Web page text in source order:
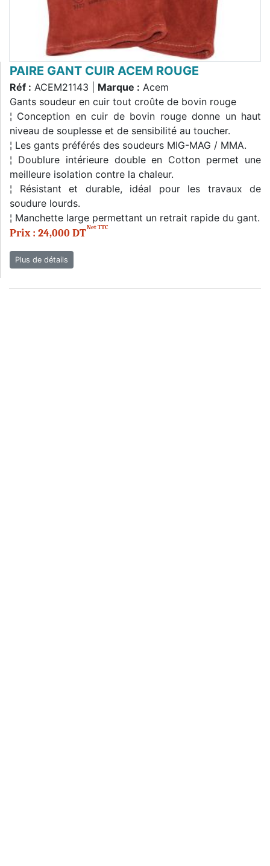
PAIRE GANT CUIR ACEM ROUGE
Réf : ACEM21143 | Marque : Acem
Gants soudeur en cuir tout croûte de bovin rouge
¦ Conception en cuir de bovin rouge donne un haut
niveau de souplesse et de sensibilité au toucher.
¦ Les gants préférés des soudeurs MIG-MAG / MMA.
¦ Doublure intérieure double en Cotton permet une
meilleure isolation contre la chaleur.
¦ Résistant et durable, idéal pour les travaux de
soudure lourds.
¦ Manchette large permettant un retrait rapide du gant.
Prix : 24,000 DTNet TTC
Plus de détails